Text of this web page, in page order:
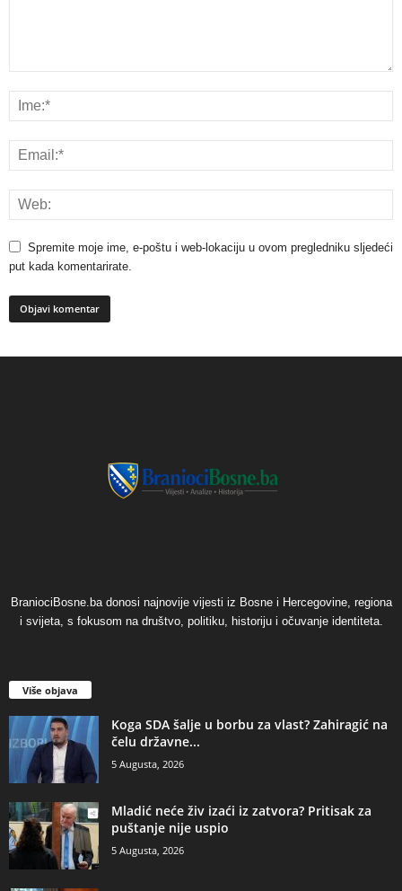
Spremite moje ime, e-poštu i web-lokaciju u ovom pregledniku sljedeći
put kada komentarirate.
BraniociBosne.ba donosi najnovije vijesti iz Bosne i Hercegovine, regiona
i svijeta, s fokusom na društvo, politiku, historiju i očuvanje identiteta.
Više objava
​Koga SDA šalje u borbu za vlast? Zahiragić na
čelu državne...
5 Augusta, 2026
​Mladić neće živ izaći iz zatvora? Pritisak za
puštanje nije uspio
5 Augusta, 2026